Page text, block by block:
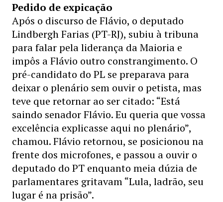
Pedido de expicação
Após o discurso de Flávio, o deputado
Lindbergh Farias (PT-RJ), subiu à tribuna
para falar pela liderança da Maioria e
impôs a Flávio outro constrangimento. O
pré-candidato do PL se preparava para
deixar o plenário sem ouvir o petista, mas
teve que retornar ao ser citado: “Está
saindo senador Flávio. Eu queria que vossa
excelência explicasse aqui no plenário”,
chamou. Flávio retornou, se posicionou na
frente dos microfones, e passou a ouvir o
deputado do PT enquanto meia dúzia de
parlamentares gritavam “Lula, ladrão, seu
lugar é na prisão”.